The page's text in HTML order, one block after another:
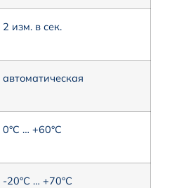
2 изм. в сек.
автоматическая
0°C … +60°C
-20°C … +70°C